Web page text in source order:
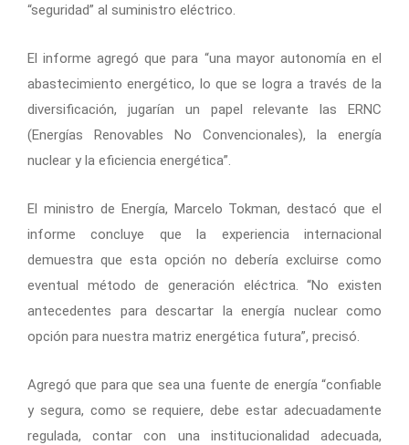
“seguridad” al suministro eléctrico.
El informe agregó que para “una mayor autonomía en el
abastecimiento energético, lo que se logra a través de la
diversificación, jugarían un papel relevante las ERNC
(Energías Renovables No Convencionales), la energía
nuclear y la eficiencia energética”.
El ministro de Energía, Marcelo Tokman, destacó que el
informe concluye que la experiencia internacional
demuestra que esta opción no debería excluirse como
eventual método de generación eléctrica. “No existen
antecedentes para descartar la energía nuclear como
opción para nuestra matriz energética futura”, precisó.
Agregó que para que sea una fuente de energía “confiable
y segura, como se requiere, debe estar adecuadamente
regulada, contar con una institucionalidad adecuada,